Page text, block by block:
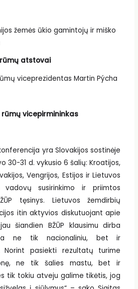
žemės ūkio gamintojų ir miško
atstovai
viceprezidentas Martin Pýcha
rūmų vicepirmininkas
yra Slovakijos sostinėje
30-31 d. vykusio 6 šalių: Kroatijos,
Vengrijos, Estijos ir Lietuvos
susirinkimo ir priimtos
tęsinys. Lietuvos žemdirbių
itin aktyvios diskutuojant apie
šiandien BŽŪP klausimu dirba
ne tik nacionaliniu, bet ir
Norint pasiekti rezultatų turime
ne tik šalies mastu, bet ir
tik tokiu atveju galime tikėtis, jog